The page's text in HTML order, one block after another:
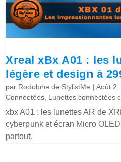
Xreal xBx A01 : les
légère et design à
par Rodolphe de StylistMe |Août 2,
Connectées, Lunettes connectées
xbx A01 : les lunettes AR de
cyberpunk et écran Micro
partout.